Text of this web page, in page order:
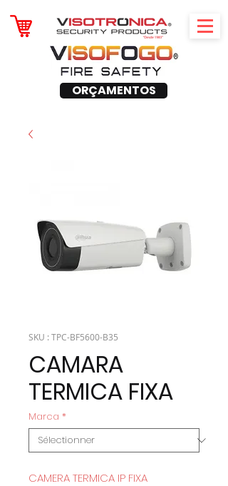
ORÇAMENTOS
SKU : TPC-BF5600-B35
CAMARA
TERMICA FIXA
Marca *
CAMERA TERMICA IP FIXA